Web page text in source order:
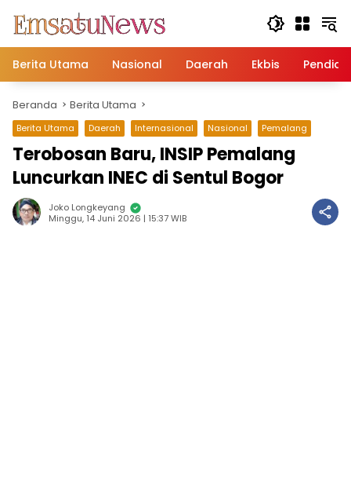
konten
Berita Utama
Nasional Daerah Ekbis
Beranda Berita Utama
Berita Utama Daerah Internasional Nasional Pemalang
Terobosan Baru, INSIP Pemalang
Luncurkan INEC di Sentul Bogor
Joko Longkeyang
Minggu, 14 Juni 2026 | 15:37 WIB